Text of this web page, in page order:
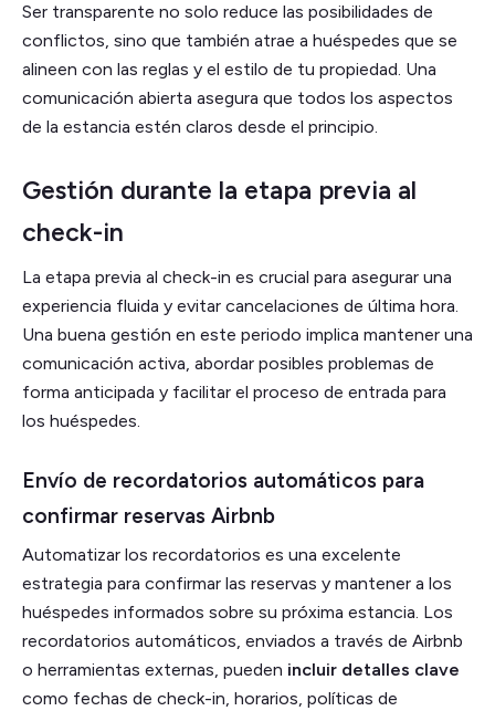
Ser transparente no solo reduce las posibilidades de
conflictos, sino que también atrae a huéspedes que se
alineen con las reglas y el estilo de tu propiedad. Una
comunicación abierta asegura que todos los aspectos
de la estancia estén claros desde el principio.
Gestión durante la etapa previa al
check-in
La etapa previa al check-in es crucial para asegurar una
experiencia fluida y evitar cancelaciones de última hora.
Una buena gestión en este periodo implica mantener una
comunicación activa, abordar posibles problemas de
forma anticipada y facilitar el proceso de entrada para
los huéspedes.
Envío de recordatorios automáticos para
confirmar reservas Airbnb
Automatizar los recordatorios es una excelente
estrategia para confirmar las reservas y mantener a los
huéspedes informados sobre su próxima estancia. Los
recordatorios automáticos, enviados a través de Airbnb
o herramientas externas, pueden incluir detalles clave
como fechas de check-in, horarios, políticas de